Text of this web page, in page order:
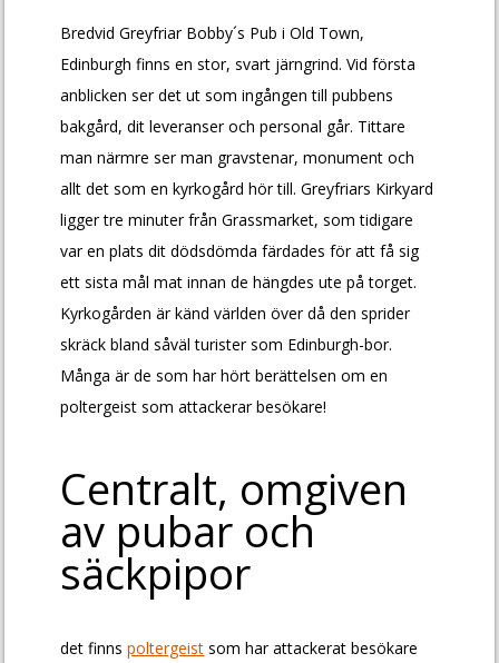
Bredvid Greyfriar Bobby´s Pub i Old Town,
Edinburgh finns en stor, svart järngrind. Vid första
anblicken ser det ut som ingången till pubbens
bakgård, dit leveranser och personal går. Tittare
man närmre ser man gravstenar, monument och
allt det som en kyrkogård hör till. Greyfriars Kirkyard
ligger tre minuter från Grassmarket, som tidigare
var en plats dit dödsdömda färdades för att få sig
ett sista mål mat innan de hängdes ute på torget.
Kyrkogården är känd världen över då den sprider
skräck bland såväl turister som Edinburgh-bor.
Många är de som har hört berättelsen om en
poltergeist som attackerar besökare!
Centralt, omgiven
av pubar och
säckpipor
det finnspoltergeist som har attackerat besökare